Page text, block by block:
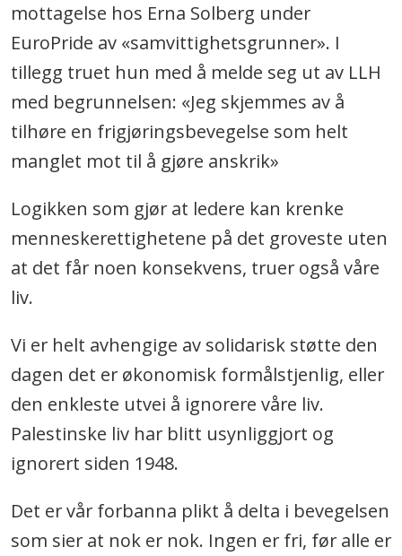
mottagelse hos Erna Solberg under
EuroPride av «samvittighetsgrunner». I
tillegg truet hun med å melde seg ut av LLH
med begrunnelsen: «Jeg skjemmes av å
tilhøre en frigjøringsbevegelse som helt
manglet mot til å gjøre anskrik»
Logikken som gjør at ledere kan krenke
menneskerettighetene på det groveste uten
at det får noen konsekvens, truer også våre
liv.
Vi er helt avhengige av solidarisk støtte den
dagen det er økonomisk formålstjenlig, eller
den enkleste utvei å ignorere våre liv.
Palestinske liv har blitt usynliggjort og
ignorert siden 1948.
Det er vår forbanna plikt å delta i bevegelsen
som sier at nok er nok. Ingen er fri, før alle er